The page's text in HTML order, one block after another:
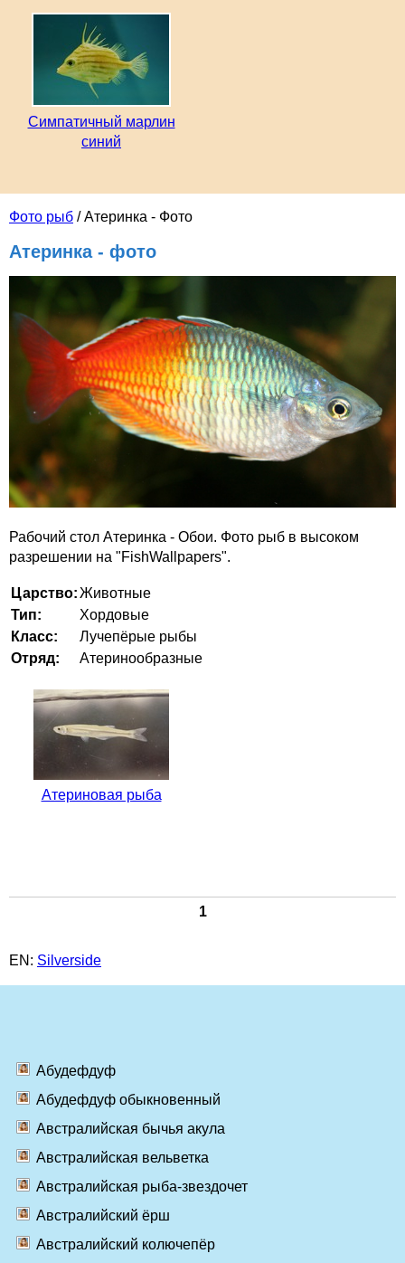
Фото рыб / Атеринка - Фото
Атеринка - фото
Рабочий стол Атеринка - Обои. Фото рыб в высоком
разрешении на "FishWallpapers".
Царство:Животные
Тип:
Хордовые
Класс:
Лучепёрые рыбы
Отряд:
Атеринообразные
Атериновая рыба
1
EN: Silverside
Абудефдуф
Абудефдуф обыкновенный
Австралийская бычья акула
Австралийская вельветка
Австралийская рыба-звездочет
Австралийский ёрш
Австралийский колючепёр
Симпатичный марлин
синий